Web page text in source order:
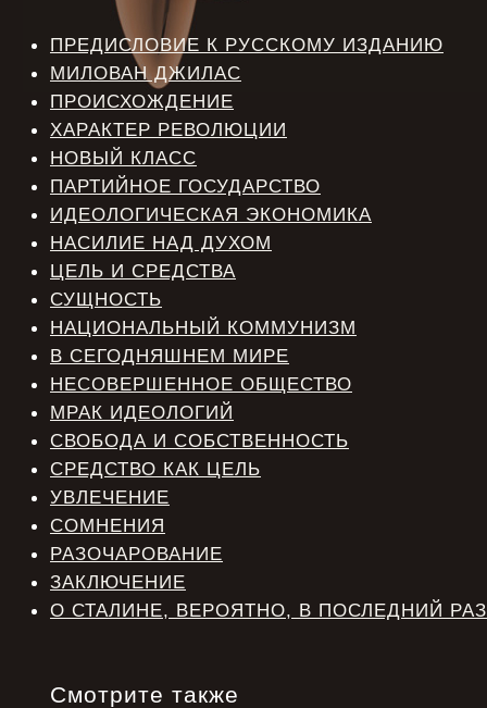
ПРЕДИСЛОВИЕ К РУССКОМУ ИЗДАНИЮ
МИЛОВАН ДЖИЛАС
ПРОИСХОЖДЕНИЕ
ХАРАКТЕР РЕВОЛЮЦИИ
НОВЫЙ КЛАСС
ПАРТИЙНОЕ ГОСУДАРСТВО
ИДЕОЛОГИЧЕСКАЯ ЭКОНОМИКА
НАСИЛИЕ НАД ДУХОМ
ЦЕЛЬ И СРЕДСТВА
СУЩНОСТЬ
НАЦИОНАЛЬНЫЙ КОММУНИЗМ
В СЕГОДНЯШНЕМ МИРЕ
НЕСОВЕРШЕННОЕ ОБЩЕСТВО
МРАК ИДЕОЛОГИЙ
СВОБОДА И СОБСТВЕННОСТЬ
СРЕДСТВО КАК ЦЕЛЬ
УВЛЕЧЕНИЕ
СОМНЕНИЯ
РАЗОЧАРОВАНИЕ
ЗАКЛЮЧЕНИЕ
О СТАЛИНЕ, ВЕРОЯТНО, В ПОСЛЕДНИЙ РАЗ
Смотрите также